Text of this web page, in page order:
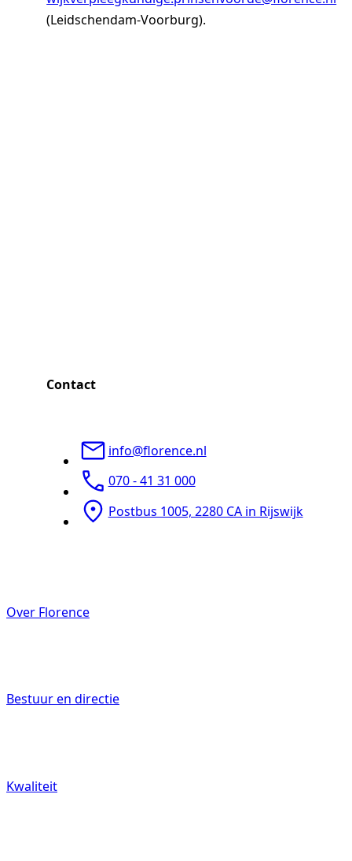
(Leidschendam-Voorburg).
Contact
info@florence.nl
070 - 41 31 000
Postbus 1005, 2280 CA in Rijswijk
Over Florence
Bestuur en directie
Kwaliteit